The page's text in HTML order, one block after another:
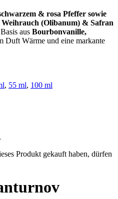
& rosa Pfeffer sowie
Weihrauch (Olibanum) & Safran
aus Bourbonvanille,
Duft Wärme und eine markante
, 55 ml, 100 ml
Produkt gekauft haben, dürfen